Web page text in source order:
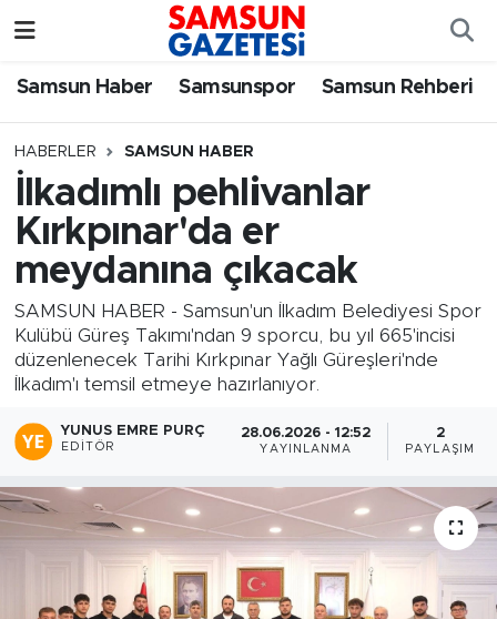
Samsun Haber Samsunspor Samsun Rehberi
HABERLER SAMSUN HABER
İlkadımlı pehlivanlar
Kırkpınar'da er
meydanına çıkacak
SAMSUN HABER - Samsun'un İlkadım Belediyesi Spor
Kulübü Güreş Takımı'ndan 9 sporcu, bu yıl 665'incisi
düzenlenecek Tarihi Kırkpınar Yağlı Güreşleri'nde
İlkadım'ı temsil etmeye hazırlanıyor.
YUNUS EMRE PURÇ
EDITÖR
28.06.2026 - 12:52
YAYINLANMA
2
PAYLAŞIM
Samsun Haber
Samsun Rehberi
Resmi İlanlar
Samsun Nöbetçi Eczaneler
SAMSUN Namaz Vakitleri
Samsun Trafik Yoğunluk Haritası
Süper Lig Puan Durumu ve Fikstür
Tüm Manşetler
Son Dakika Haberleri